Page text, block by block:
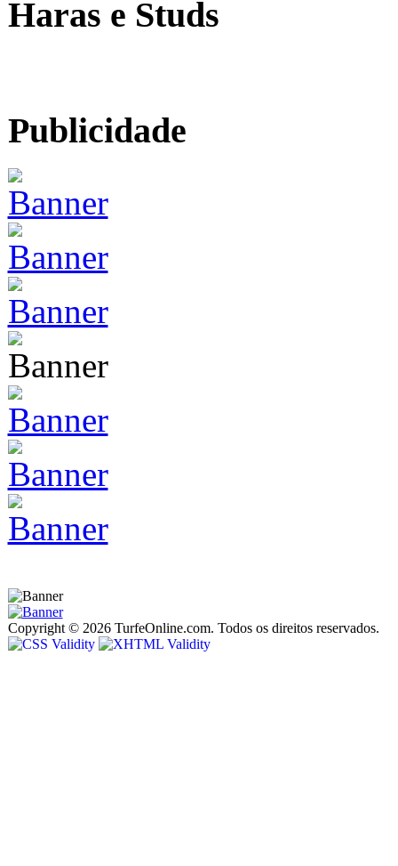
Haras e Studs
Publicidade
Copyright © 2026 TurfeOnline.com. Todos os direitos reservados.